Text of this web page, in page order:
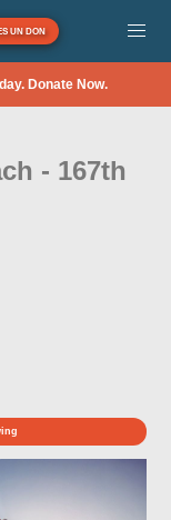
UN DON
Donate Now.
- 167th